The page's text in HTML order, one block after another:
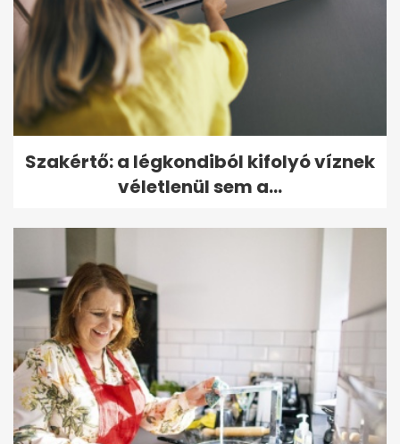
Szakértő: a légkondiból kifolyó víznek
véletlenül sem a...